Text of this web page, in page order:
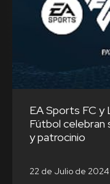
EA Sports FC y
Fútbol celebran
y patrocinio
22 de Julio de 2024